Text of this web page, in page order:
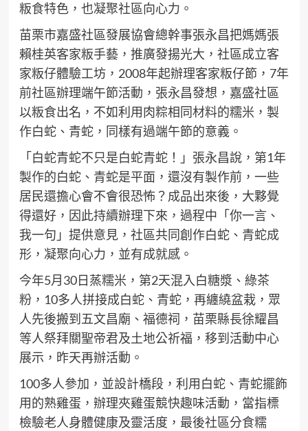
粄食特色，也凝聚社區向心力。
苗栗市嘉盛社區發展協會總幹事張永昌把媽媽張
賴桂英客家粄手藝，推廣發揚光大，社區成立客
家粄仔體驗工坊，2008年起辦理客家粄仔節，7年
前社區辦理端午節活動，張永昌發想，嘉盛社區
以粄食出名，不如利用肉粽相同材料的糯米，製
作白蛇、青蛇，同樣有過端午節的意義。
「白蛇青蛇不只是白蛇青蛇！」張永昌說，第1年
製作的白蛇、青蛇是平面，還沒有製作前，一些
居民還擔心會不會很恐怖？成品出來後，大夥覺
得還好，因此持續辦理下來，過程中「你一言、
我一句」提供意見，社區共同創作白蛇、青蛇成
形，凝聚向心力，並有成就感。
今年5月30日蒸糯米，第2天混入白糖漿、綠茶
粉，10多人拼接成白蛇、青蛇，再纏繞盆栽，眾
人先後搬到五文昌廟、福德祠，苗栗縣長徐耀昌
等人祭拜關聖帝君及土地公祈福，移到活動中心
展示，昨天再辦活動。
100多人參加，並設計橋段，利用白蛇、青蛇擺飾
用的熟雞蛋，辦理夾雞蛋競快趣味活動，當指標
檢驗老人身體健康及靈活度，最後社區分食糯